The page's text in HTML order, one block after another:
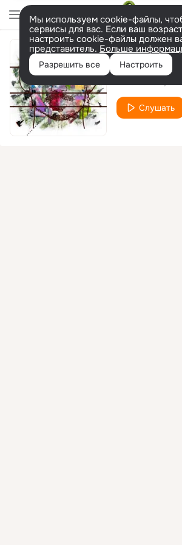
Мы используем cookie-файлы,
сервисы для вас. Если ваш
настроить cookie-файлы должен
представитель. Больше
Разрешить все Настроить
Слушать